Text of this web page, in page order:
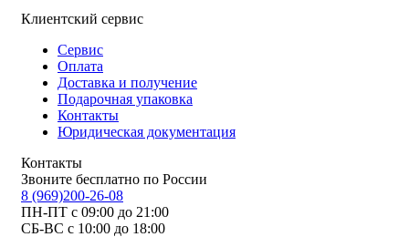
Клиентский сервис
Сервис
Оплата
Доставка и получение
Подарочная упаковка
Контакты
Юридическая документация
Контакты
Звоните бесплатно по России
8 (969)200-26-08
ПН-ПТ с 09:00 до 21:00
СБ-ВС с 10:00 до 18:00